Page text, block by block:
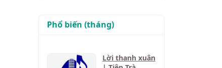
Phổ biến (tháng)
Lời thanh xuân